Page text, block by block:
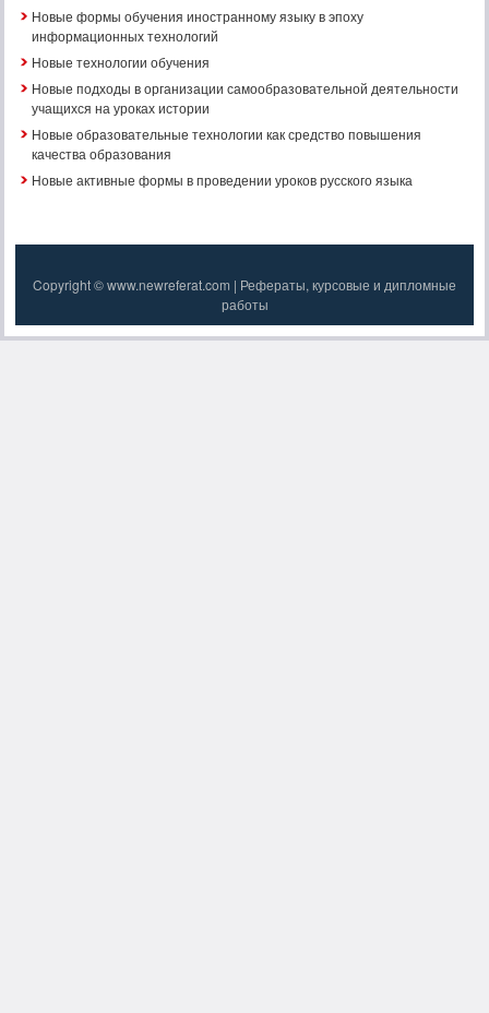
Новые формы обучения иностранному языку в эпоху
информационных технологий
Новые технологии обучения
Новые подходы в организации самообразовательной деятельности
учащихся на уроках истории
Новые образовательные технологии как средство повышения
качества образования
Новые активные формы в проведении уроков русского языка
Copyright © www.newreferat.com | Рефераты, курсовые и дипломные
работы